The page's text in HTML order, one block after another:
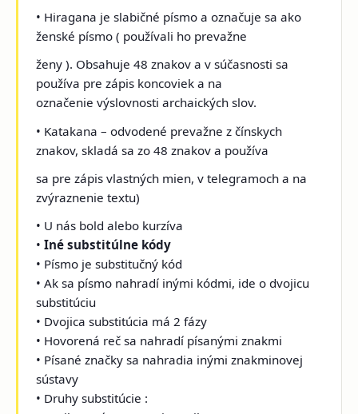
• Hiragana je slabičné písmo a označuje sa ako
ženské písmo ( používali ho prevažne
ženy ). Obsahuje 48 znakov a v súčasnosti sa
používa pre zápis koncoviek a na
označenie výslovnosti archaických slov.
• Katakana – odvodené prevažne z čínskych
znakov, skladá sa zo 48 znakov a používa
sa pre zápis vlastných mien, v telegramoch a na
zvýraznenie textu)
• U nás bold alebo kurzíva
•Iné substitúlne kódy
• Písmo je substitučný kód
• Ak sa písmo nahradí inými kódmi, ide o dvojicu
substitúciu
• Dvojica substitúcia má 2 fázy
• Hovorená reč sa nahradí písanými znakmi
• Písané značky sa nahradia inými znakminovej
sústavy
• Druhy substitúcie :